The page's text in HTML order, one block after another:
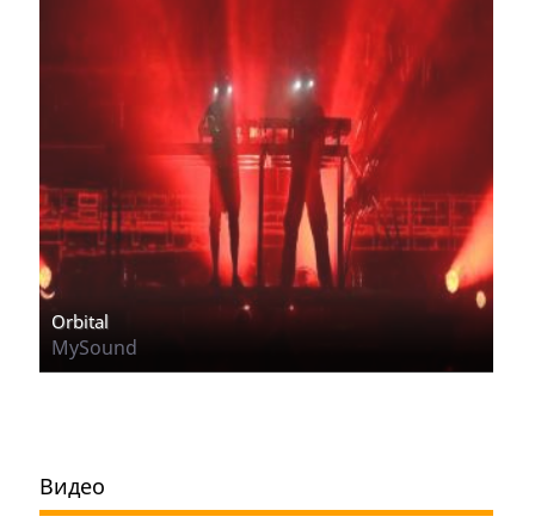
Orbital
MySound
Видео